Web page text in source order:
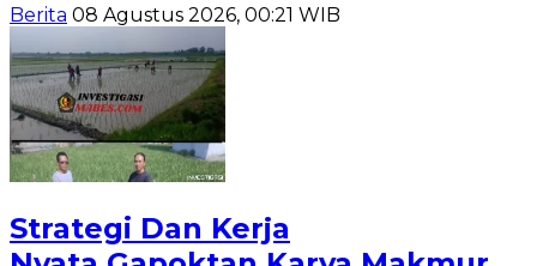
Berita 08 Agustus 2026, 00:21 WIB
Strategi Dan Kerja